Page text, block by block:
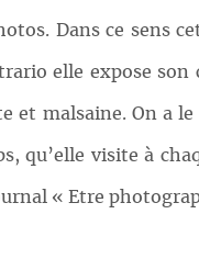
Dans ce sens
elle expose
et malsaine. On a
qu’elle visite à
« Etre